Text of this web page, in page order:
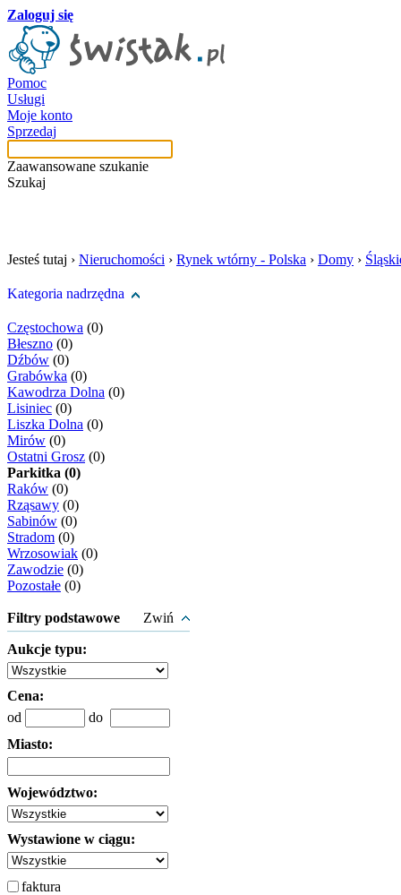
Zaloguj się
Pomoc
Usługi
Moje konto
Sprzedaj
Zaawansowane szukanie
Szukaj
Jesteś tutaj › Nieruchomości › Rynek wtórny - Polska › Domy ›
Kategoria nadrzędna
Częstochowa (0)
Błeszno (0)
Dźbów (0)
Grabówka (0)
Kawodrza Dolna (0)
Lisiniec (0)
Liszka Dolna (0)
Mirów (0)
Ostatni Grosz (0)
Parkitka (0)
Raków (0)
Rząsawy (0)
Sabinów (0)
Stradom (0)
Wrzosowiak (0)
Zawodzie (0)
Pozostałe (0)
Filtry podstawowe Zwiń
Aukcje typu:
Cena:
od
do
Miasto:
Województwo:
Wystawione w ciągu:
faktura